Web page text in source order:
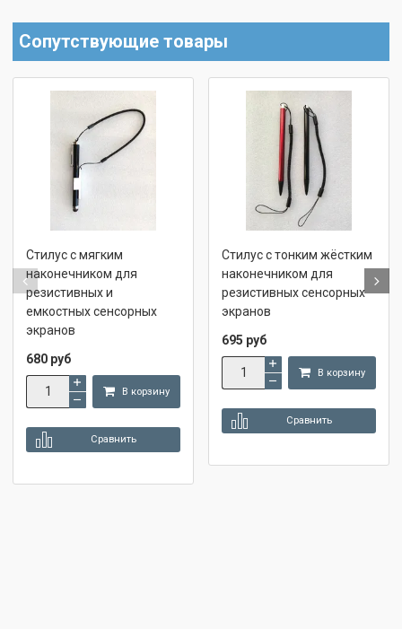
Сопутствующие товары
Стилус с мягким
наконечником для
резистивных и
емкостных сенсорных
экранов
680 руб
В корзину
Сравнить
Стилус с тонким жёстким
наконечником для
резистивных сенсорных
экранов
695 руб
В корзину
Сравнить